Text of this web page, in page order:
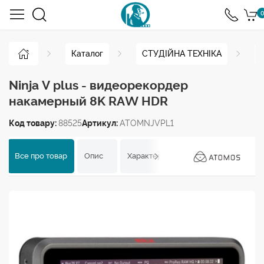
0
Каталог СТУДІЙНА ТЕХНІКА
Ninja V plus - видеорекордер
накамерный 8K RAW HDR
Код товару:88525Артикул:ATOMNJVPL1
Все про товар Опис Характеристики Відгуки